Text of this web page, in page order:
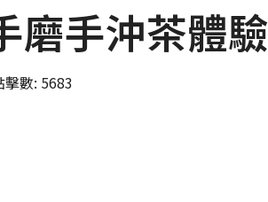
磨手沖茶體驗
擊數: 5683